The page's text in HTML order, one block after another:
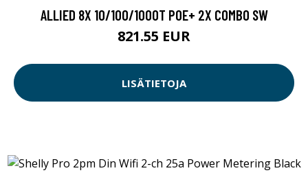
ALLIED 8X 10/100/1000T POE+ 2X COMBO SW
821.55 EUR
LISÄTIETOJA